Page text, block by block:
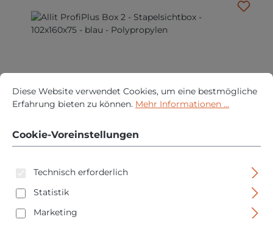
Allit ProfiPlus Box 2 - Stapelsichtbox - 102x160x75 -
Cookie-Voreinstellungen
Diese Website verwendet Cookies, um eine bestmögliche
Diese Website verwendet Cookies, um eine bestmögliche
Erfahrung bieten zu können. Mehr Informationen ...
Cookie-Voreinstellungen
Technisch erforderlich
Statistik
Marketing